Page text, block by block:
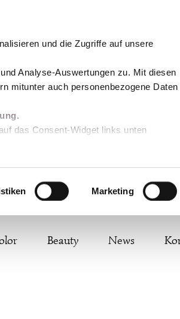
und die Zugriffe auf unsere
Analyse-Auswertungen zu. Mit diesen
mitunter auch personenbezogene Daten
das Consent-Widget links unten
Marketing
Beauty News